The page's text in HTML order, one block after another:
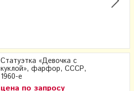
Статуэтка «Девочка с
куклой», фарфор, СССР,
1960-е
цена по запросу